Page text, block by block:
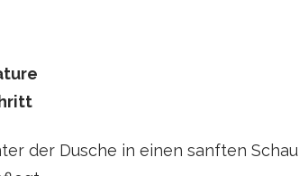
der Dusche in einen sanften